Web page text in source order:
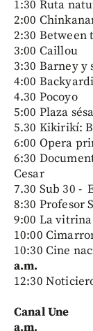
1:30 Ruta
2:00
2:30 Between
3:00 Caillou
3:30 Barney y
4:00
4.30 Pocoyo
5:00 Plaza
5.30 Kikirikí:
6:00 Opera
6:30
Cesar
7.30 Sub 30 -
8:30 Profesor
9:00 La vitrina
10:00
10:30 Cine
a.m.
12:30
Canal Une
a.m.